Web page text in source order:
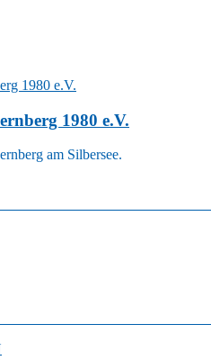
1980 e.V.
am Silbersee.